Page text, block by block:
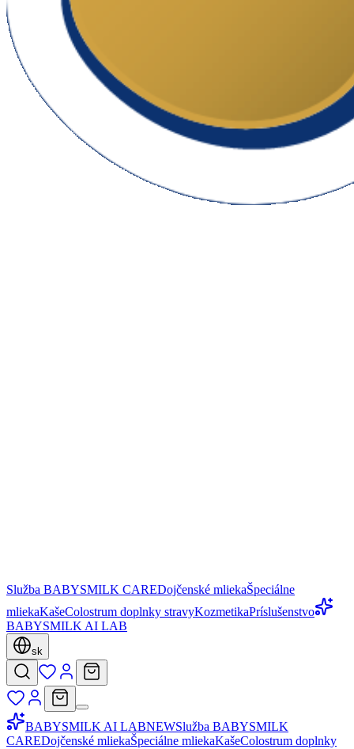
Služba BABYSMILK CAREDojčenské mliekaŠpeciálne
mliekaKašeColostrum doplnky stravyKozmetikaPríslušenstvo
BABYSMILK AI LAB
sk
BABYSMILK AI LABNEWSlužba BABYSMILK
CAREDojčenské mliekaŠpeciálne mliekaKašeColostrum doplnky